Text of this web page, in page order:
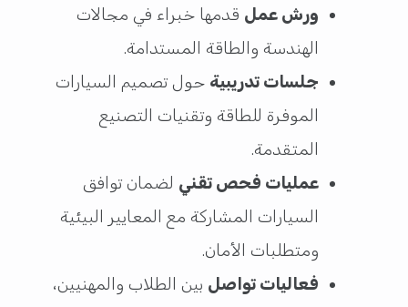
ورش عمل قدمها خبراء في مجالات
الهندسة والطاقة المستدامة.
جلسات تدريبية حول تصميم السيارات
الموفرة للطاقة وتقنيات التصنيع
المتقدمة.
عمليات فحص تقني لضمان توافق
السيارات المشاركة مع المعايير البيئية
ومتطلبات الأمان.
فعاليات تواصل بين الطلاب والمهنيين،